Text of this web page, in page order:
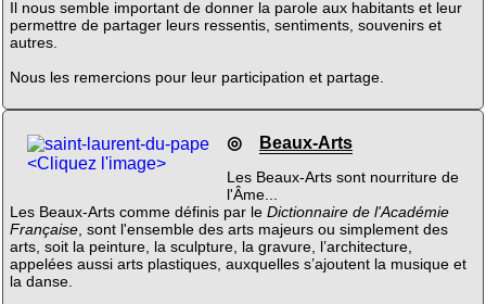
Il nous semble important de donner la parole aux habitants et leur
permettre de partager leurs ressentis, sentiments, souvenirs et
autres.
Nous les remercions pour leur participation et partage.
<Cliquez l'image>
◎ Beaux-Arts
Les Beaux-Arts sont nourriture de
l'Âme...
Les Beaux-Arts comme définis par le Dictionnaire de l'Académie
Française, sont l'ensemble des arts majeurs ou simplement des
arts, soit la peinture, la sculpture, la gravure, l’architecture,
appelées aussi arts plastiques, auxquelles s’ajoutent la musique et
la danse.